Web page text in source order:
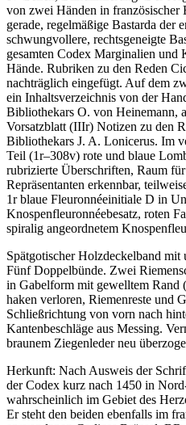
von zwei Händen in französischer
gerade, regelmäßige Bastarda der
schwungvollere, rechtsgeneigte
gesamten Codex Marginalien und
Hände. Rubriken zu den Reden
nachträglich eingefügt. Auf dem
ein Inhaltsverzeichnis von der
Bibliothekars O. von Heinemann,
Vorsatzblatt (IIIr) Notizen zu den
Bibliothekars J. A. Lonicerus. Im
Teil (1r–308v) rote und blaue
rubrizierte Überschriften, Raum
Repräsentanten erkennbar,
1r blaue Fleuronnéeinitiale D in
Knospenfleuronnéebesatz, roten
spiralig angeordnetem
Spätgotischer Holzdeckelband mit
Fünf Doppelbünde. Zwei
in Gabelform mit gewelltem Rand
haken verloren, Riemenreste und
Schließrichtung von vorn nach
Kantenbeschläge aus Messing.
braunem Ziegenleder neu
Herkunft: Nach Ausweis der
der Codex kurz nach 1450 in
wahrscheinlich im Gebiet des
Er steht den beiden ebenfalls im